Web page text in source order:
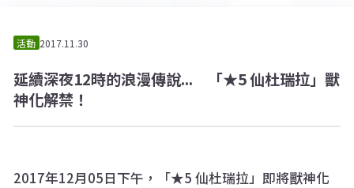
活動 2017.11.30
延續深夜12時的浪漫傳說... 「★5 仙杜瑞拉」獸
神化解禁！
2017年12月05日下午，「★5 仙杜瑞拉」即將獸神化